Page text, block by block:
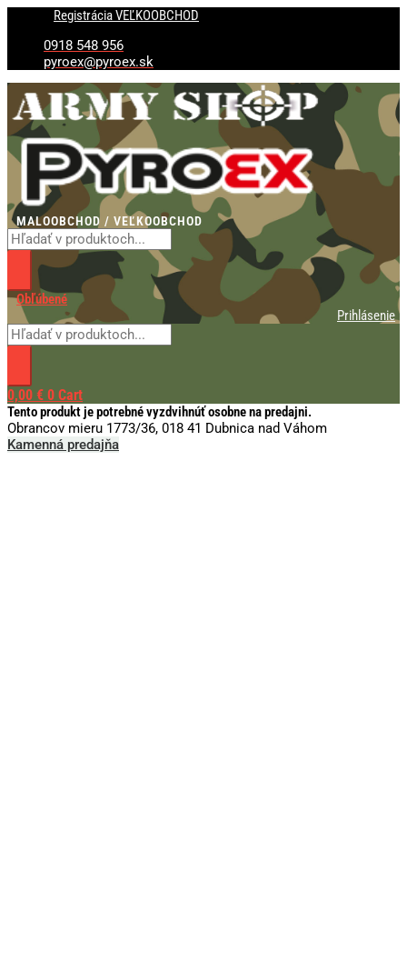
PreskočiťRegistrácia VEĽKOOBCHOD
0918 548 956
pyroex@pyroex.sk
MALOOBCHOD / VEĽKOOBCHOD
Products
Obľúbené
Prihlásenie
Products
0,00 € 0 Cart
Tento produkt je potrebné vyzdvihnúť osobne na predajni.
Obrancov mieru 1773/36, 018 41 Dubnica nad Váhom
Kamenná predajňa